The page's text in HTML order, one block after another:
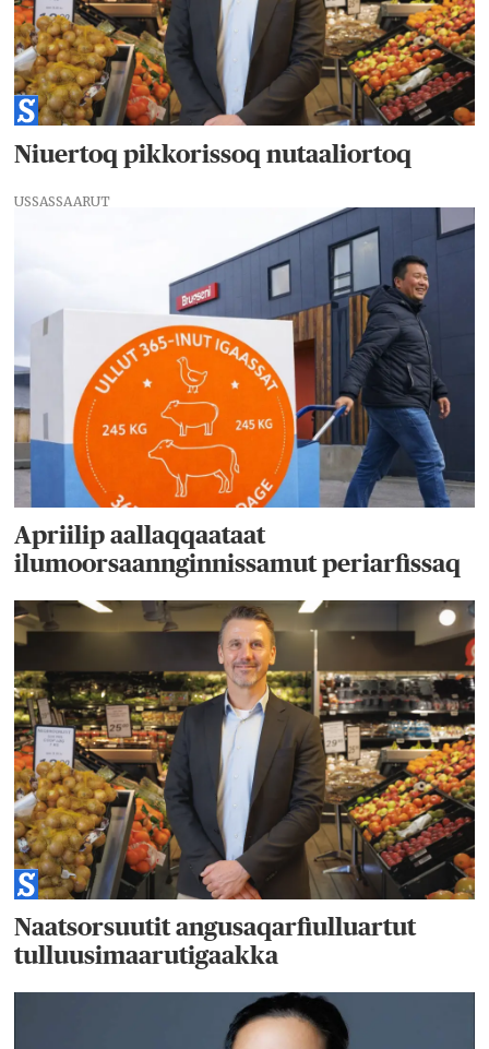
Niuertoq pikkorissoq nutaaliortoq
USSASSAARUT
Apriilip aallaqqaataat
ilumoorsaannginnissamut periarfissaq
Naatsorsuutit angusaqarfiulluartut
tulluusimaarutigaakka